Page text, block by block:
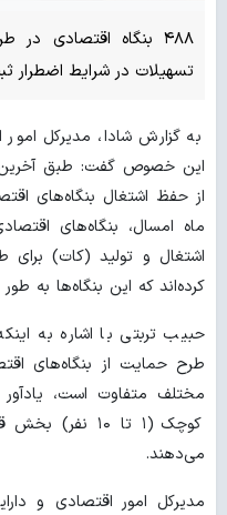
۴۸۸ بنگاه اقتصادی
تسهیلات در شرایط اضطرار
به گزارش شادا، مدیرکل
این خصوص گفت: طبق آخرین
از حفظ اشتغال بنگاه‌های
ماه امسال، بنگاه‌های
اشتغال و تولید (کات)
کرده‌اند که این بنگاه‌ها به طور متوسط ۸
حبیب تربتی با اشاره به
طرح حمایت از بنگاه‌های
مختلف متفاوت است، یادآور
کوچک (۱ تا ۱۰
می‌دهند.
مدیرکل امور اقتصادی و